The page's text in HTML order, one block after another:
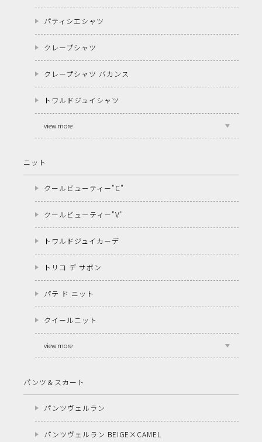
パティシエシャツ
クレープシャツ
クレープシャツ バカンス
トワルドジュイシャツ
view more
ニット
クールビューティー"C"
クールビューティー"V"
トワルドジュイカーデ
トリコ デ サボン
パテ ド ニット
クイールニット
view more
パンツ＆スカート
パンツヴェルラン
パンツヴェルラン BEIGE×CAMEL